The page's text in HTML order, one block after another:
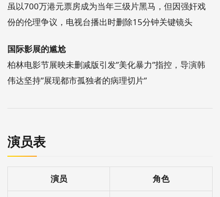
虽以700万港元票房成为当年三级片黑马，但因强奸戏
份的伦理争议，电视台播出时删除15分钟关键镜头
国际影展的尴尬
柏林电影节展映未删减版引发”美化暴力”指控，导演韩
伟达坚持”展现都市孤独者的病理切片”
演员表
演员 角色